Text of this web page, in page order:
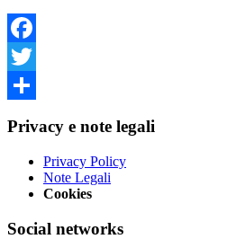
Facebook
Twitter
Privacy e note legali
Privacy Policy
Note Legali
Cookies
Social networks